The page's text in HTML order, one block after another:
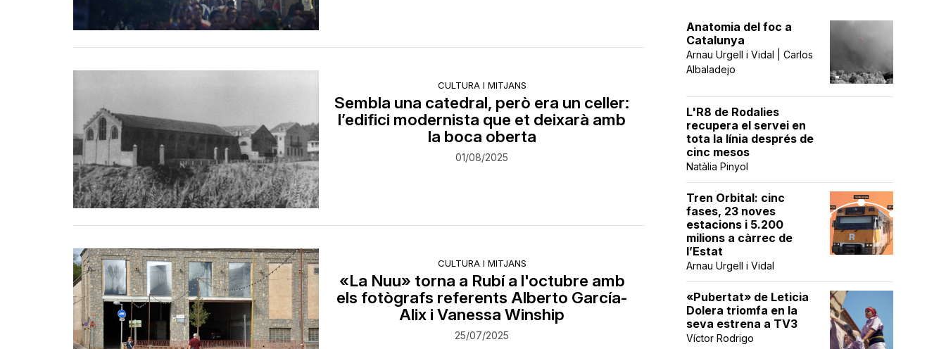
CULTURA I MITJANS
Sembla una catedral, però era un celler:
l’edifici modernista que et deixarà amb
la boca oberta
01/08/2025
CULTURA I MITJANS
«La Nuu» torna a Rubí a l'octubre amb
els fotògrafs referents Alberto García-
Alix i Vanessa Winship
25/07/2025
Anatomia del foc a
Catalunya
Arnau Urgell i Vidal | Carlos
Albaladejo
L'R8 de Rodalies
recupera el servei en
tota la línia després de
cinc mesos
Natàlia Pinyol
Tren Orbital: cinc
fases, 23 noves
estacions i 5.200
milions a càrrec de
l’Estat
Arnau Urgell i Vidal
«Pubertat» de Leticia
Dolera triomfa en la
seva estrena a TV3
Víctor Rodrigo